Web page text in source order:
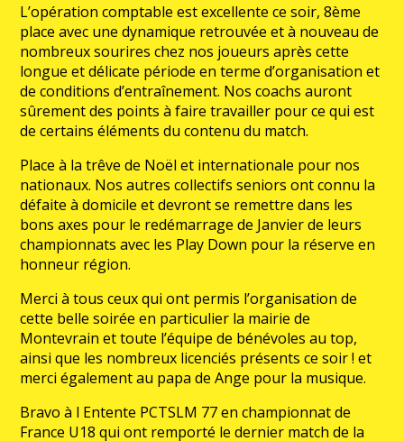
L’opération comptable est excellente ce soir, 8ème
place avec une dynamique retrouvée et à nouveau de
nombreux sourires chez nos joueurs après cette
longue et délicate période en terme d’organisation et
de conditions d’entraînement. Nos coachs auront
sûrement des points à faire travailler pour ce qui est
de certains éléments du contenu du match.
Place à la trêve de Noël et internationale pour nos
nationaux. Nos autres collectifs seniors ont connu la
défaite à domicile et devront se remettre dans les
bons axes pour le redémarrage de Janvier de leurs
championnats avec les Play Down pour la réserve en
honneur région.
Merci à tous ceux qui ont permis l’organisation de
cette belle soirée en particulier la mairie de
Montevrain et toute l’équipe de bénévoles au top,
ainsi que les nombreux licenciés présents ce soir ! et
merci également au papa de Ange pour la musique.
Bravo à l Entente PCTSLM 77 en championnat de
France U18 qui ont remporté le dernier match de la